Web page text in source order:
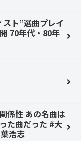
ト”選曲プレイ
70年代・80年
係性 あの名曲は
た曲だった #大
浩志